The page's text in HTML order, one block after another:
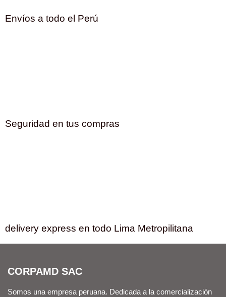
Envíos a todo el Perú
Seguridad en tus compras
delivery express en todo Lima Metropilitana
CORPAMD SAC
Somos una empresa peruana. Dedicada a la comercialización